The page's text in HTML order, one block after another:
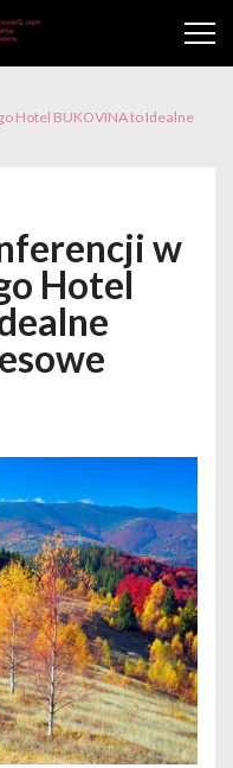
Hotel BUKOVINA to Idealne
w
Hotel